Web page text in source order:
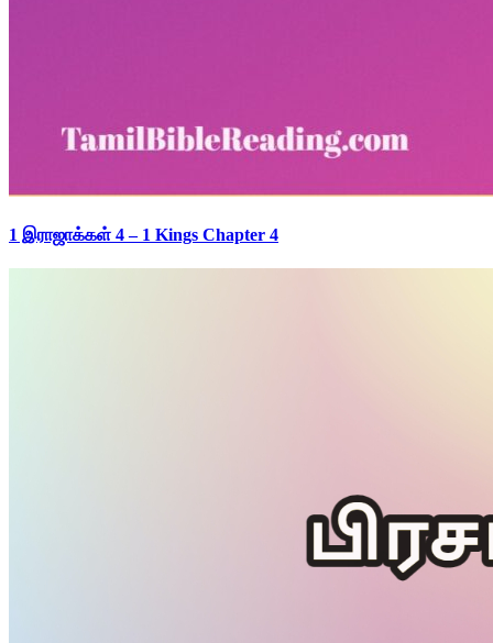
1 இராஜாக்கள் 4 – 1 Kings Chapter 4